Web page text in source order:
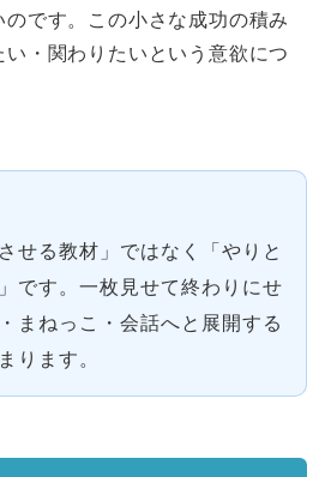
です。この小さな成功の積み
・関わりたいという意欲につ
せる教材」ではなく「やりと
です。一枚見せて終わりにせ
まねっこ・会話へと展開する
ります。